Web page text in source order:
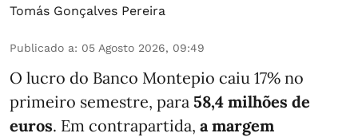
Tomás Gonçalves Pereira
Publicado a: 05 Agosto 2026, 09:49
O lucro do Banco Montepio caiu 17% no
primeiro semestre, para 58,4 milhões de
euros. Em contrapartida, a margem